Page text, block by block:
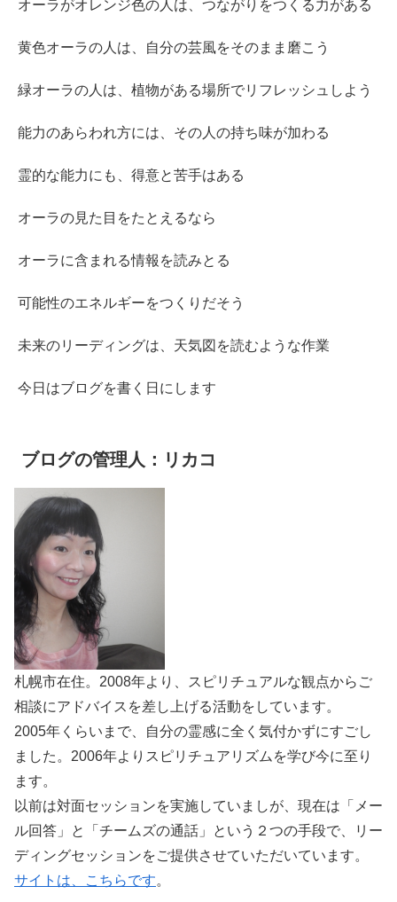
オーラがオレンジ色の人は、つながりをつくる力がある
黄色オーラの人は、自分の芸風をそのまま磨こう
緑オーラの人は、植物がある場所でリフレッシュしよう
能力のあらわれ方には、その人の持ち味が加わる
霊的な能力にも、得意と苦手はある
オーラの見た目をたとえるなら
オーラに含まれる情報を読みとる
可能性のエネルギーをつくりだそう
未来のリーディングは、天気図を読むような作業
今日はブログを書く日にします
ブログの管理人：リカコ
札幌市在住。2008年より、スピリチュアルな観点からご
相談にアドバイスを差し上げる活動をしています。
2005年くらいまで、自分の霊感に全く気付かずにすごし
ました。2006年よりスピリチュアリズムを学び今に至り
ます。
以前は対面セッションを実施していましが、現在は「メー
ル回答」と「チームズの通話」という２つの手段で、リー
ディングセッションをご提供させていただいています。
サイトは、こちらです。